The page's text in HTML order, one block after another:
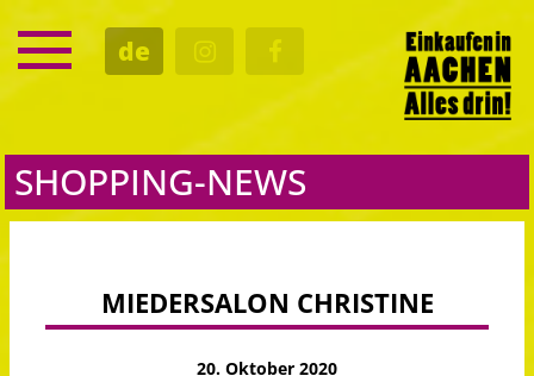
de
SERVICE
TERMINE
SHOPPING-NEWS
MIEDERSALON CHRISTINE
20. Oktober 2020